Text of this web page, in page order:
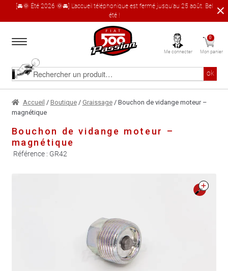
[🚘🌞 Été 2026 🌞🚘] L'accueil téléphonique est fermé jusqu'au 25 août. Bel
été !
à
navigation
au
contenu
Rechercher
produit
ok
Accueil
Le catalogue produit
À propos
Garages partenaires
Me connecter
0
Mon panier
Accueil / Boutique/ Graissage/ Bouchon de vidange moteur –
magnétique
Bouchon de vidange moteur –
magnétique
Référence : GR42